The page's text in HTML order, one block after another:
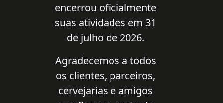
encerrou oficialmente
suas atividades em 31
de julho de 2026.
Agradecemos a todos
os clientes, parceiros,
cervejarias e amigos